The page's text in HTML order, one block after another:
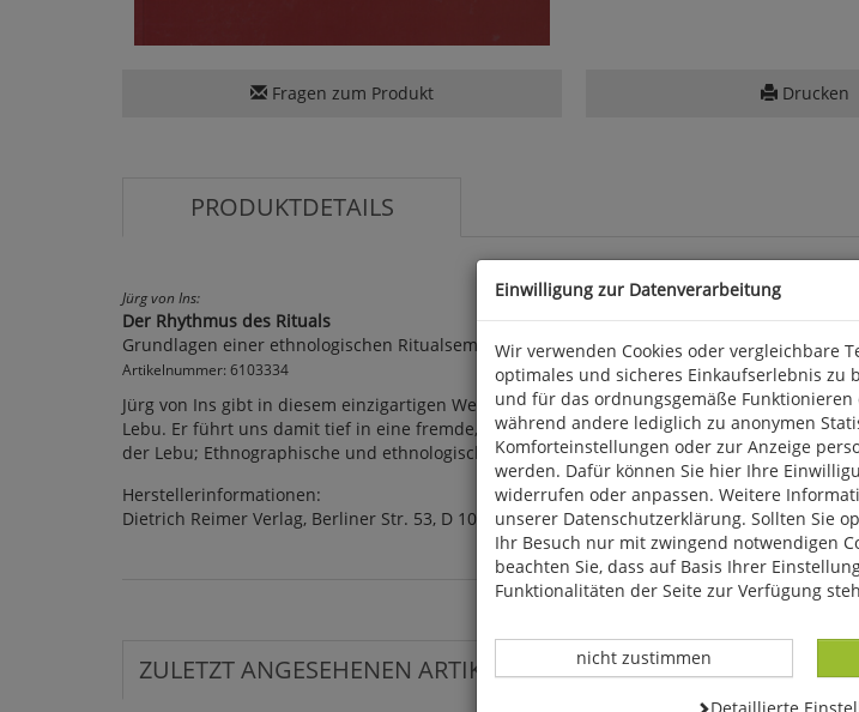
Fragen zum Produkt Drucken
PRODUKTDETAILS
Jürg von Ins:
Der Rhythmus des Rituals
Grundlagen einer ethnologischen Ritualsemiotik, entwickelt am Beispiel des Ndepp der
Artikelnummer: 6103334
Jürg von Ins gibt in diesem einzigartigen Werk tiefe Einblicke in das Leben und die Riten
Lebu. Er führt uns damit tief in eine fremde, exotische Welt, die auch heute noch voller
der Lebu; Ethnographische und ethnologische Anwendung. 2001. 399 S., Lit., kart. Dietrich
Herstellerinformationen:
Dietrich Reimer Verlag, Berliner Str. 53, D 10713 Berlin, vertrieb@reimer-verlag.de
ZULETZT ANGESEHENEN ARTIKEL:
Einwilligung zur Datenverarbeitung
Wir verwenden Cookies oder vergleichbare
optimales und sicheres Einkaufserlebnis zu
und für das ordnungsgemäße
während andere lediglich zu anonymen
Komforteinstellungen oder zur Anzeige
werden. Dafür können Sie hier Ihre
widerrufen oder anpassen. Weitere
unserer Datenschutzerklärung. Sollten Sie
Ihr Besuch nur mit zwingend notwendigen
beachten Sie, dass auf Basis Ihrer
Funktionalitäten der Seite zur Verfügung
Datenverarbeitung -
nicht zustimmen